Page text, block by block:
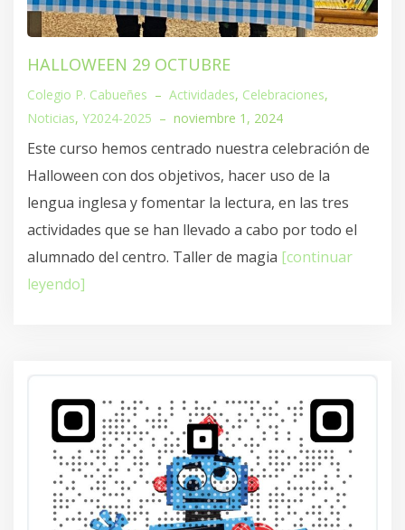
HALLOWEEN 29 OCTUBRE
Colegio P. Cabueñes – Actividades, Celebraciones,
Noticias, Y2024-2025 – noviembre 1, 2024
Este curso hemos centrado nuestra celebración de
Halloween con dos objetivos, hacer uso de la
lengua inglesa y fomentar la lectura, en las tres
actividades que se han llevado a cabo por todo el
alumnado del centro. Taller de magia [continuar
leyendo]